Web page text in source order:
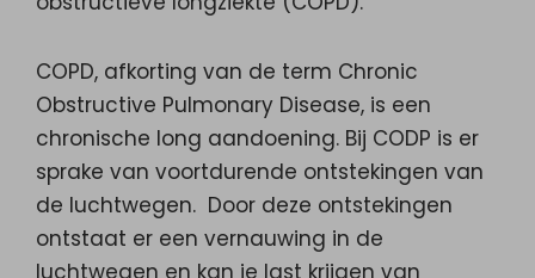
COPD, afkorting van de term Chronic
Obstructive Pulmonary Disease, is een
chronische long aandoening. Bij CODP is er
sprake van voortdurende ontstekingen van
de luchtwegen. Door deze ontstekingen
ontstaat er een vernauwing in de
luchtwegen en kan je last krijgen van